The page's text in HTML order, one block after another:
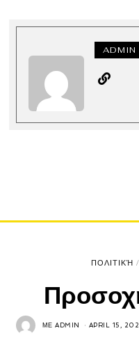
ADMIN
ΠΟΛΙΤΙΚΉ /
ΜΕADMIN APRIL 15,